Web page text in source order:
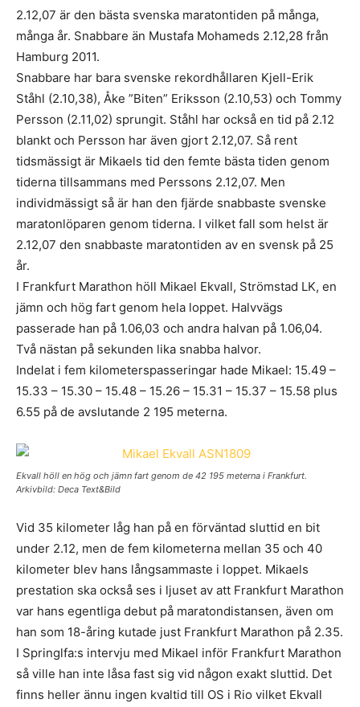
2.12,07 är den bästa svenska maratontiden på många,
många år. Snabbare än Mustafa Mohameds 2.12,28 från
Hamburg 2011.
Snabbare har bara svenske rekordhållaren Kjell-Erik
Ståhl (2.10,38), Åke ”Biten” Eriksson (2.10,53) och Tommy
Persson (2.11,02) sprungit. Ståhl har också en tid på 2.12
blankt och Persson har även gjort 2.12,07. Så rent
tidsmässigt är Mikaels tid den femte bästa tiden genom
tiderna tillsammans med Perssons 2.12,07. Men
individmässigt så är han den fjärde snabbaste svenske
maratonlöparen genom tiderna. I vilket fall som helst är
2.12,07 den snabbaste maratontiden av en svensk på 25
år.
I Frankfurt Marathon höll Mikael Ekvall, Strömstad LK, en
jämn och hög fart genom hela loppet. Halvvägs
passerade han på 1.06,03 och andra halvan på 1.06,04.
Två nästan på sekunden lika snabba halvor.
Indelat i fem kilometerspasseringar hade Mikael: 15.49 –
15.33 – 15.30 – 15.48 – 15.26 – 15.31 – 15.37 – 15.58 plus
6.55 på de avslutande 2 195 meterna.
Ekvall höll en hög och jämn fart genom de 42 195 meterna i Frankfurt.
Arkivbild: Deca Text&Bild
Vid 35 kilometer låg han på en förväntad sluttid en bit
under 2.12, men de fem kilometerna mellan 35 och 40
kilometer blev hans långsammaste i loppet. Mikaels
prestation ska också ses i ljuset av att Frankfurt Marathon
var hans egentliga debut på maratondistansen, även om
han som 18-åring kutade just Frankfurt Marathon på 2.35.
I Springlfa:s intervju med Mikael inför Frankfurt Marathon
så ville han inte låsa fast sig vid någon exakt sluttid. Det
finns heller ännu ingen kvaltid till OS i Rio vilket Ekvall